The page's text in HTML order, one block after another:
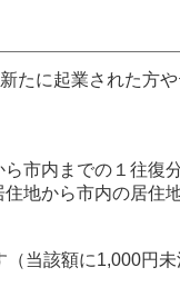
たに起業された方
市内までの１往
地から市内の居
（当該額に1,000円